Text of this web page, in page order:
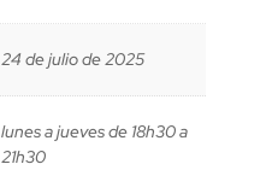
24 de julio de 2025
lunes a jueves de 18h30 a
21h30